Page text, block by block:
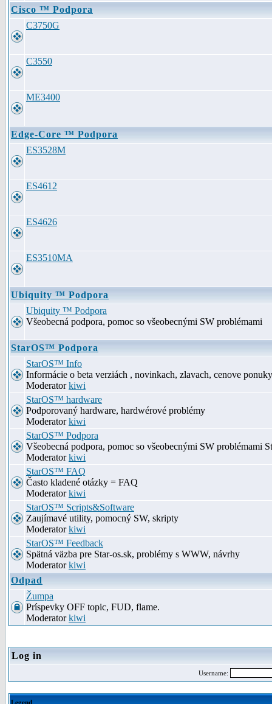
Cisco ™ Podpora
C3750G
C3550
ME3400
Edge-Core ™ Podpora
ES3528M
ES4612
ES4626
ES3510MA
Ubiquity ™ Podpora
Ubiquity ™ Podpora
Všeobecná podpora, pomoc so všeobecnými SW problémami
StarOS™ Podpora
StarOS™ Info
Informácie o beta verziách , novinkach, zlavach, cenove ponuky
Moderatorkiwi
StarOS™ hardware
Podporovaný hardware, hardwérové problémy
Moderatorkiwi
StarOS™ Podpora
Všeobecná podpora, pomoc so všeobecnými SW problémami
Moderatorkiwi
StarOS™ FAQ
Často kladené otázky = FAQ
Moderatorkiwi
StarOS™ Scripts&Software
Zaujímavé utility, pomocný SW, skripty
Moderatorkiwi
StarOS™ Feedback
Spätná väzba pre Star-os.sk, problémy s WWW, návrhy
Moderatorkiwi
Odpad
Žumpa
Príspevky OFF topic, FUD, flame.
Moderatorkiwi
Log in
Username:
Legend